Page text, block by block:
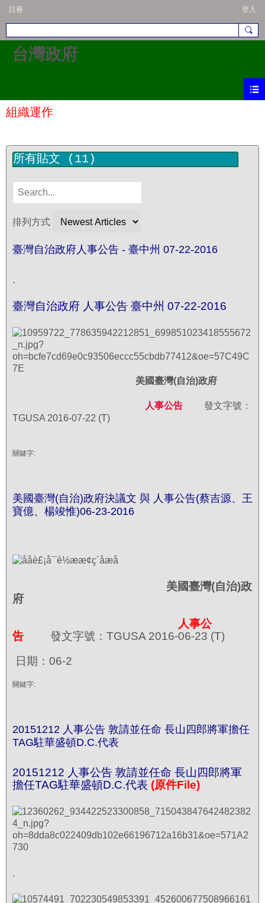
註冊 登入
台灣政府
組織運作
所有貼文 (11)
排列方式
臺灣自治政府人事公告 - 臺中州 07-22-2016
.
臺灣自治政府 人事公告 臺中州 07-22-2016
美國臺灣(自治)政府
人事公告
發文字號：
TGUSA 2016-07-22 (T)
關鍵字:
美國臺灣(自治)政府決議文 與 人事公告(蔡吉源、王
寶億、楊竣惟)06-23-2016
美國臺灣(自治)政
府
人事公
告
發文字號：TGUSA 2016-06-23 (T)
日期：06-2
關鍵字:
20151212 人事公告 敦請並任命 長山四郎將軍擔任
TAG駐華盛頓D.C.代表
20151212 人事公告 敦請並任命 長山四郎將軍
擔任TAG駐華盛頓D.C.代表 (原件File)
.